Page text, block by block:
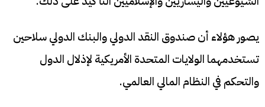
يصور هؤلاء أن صندوق النقد الدولي والبنك الدولي سلاحين
تستخدمهما الولايات المتحدة الأمريكية لإذلال الدول
والتحكم في النظام المالي العالمي.